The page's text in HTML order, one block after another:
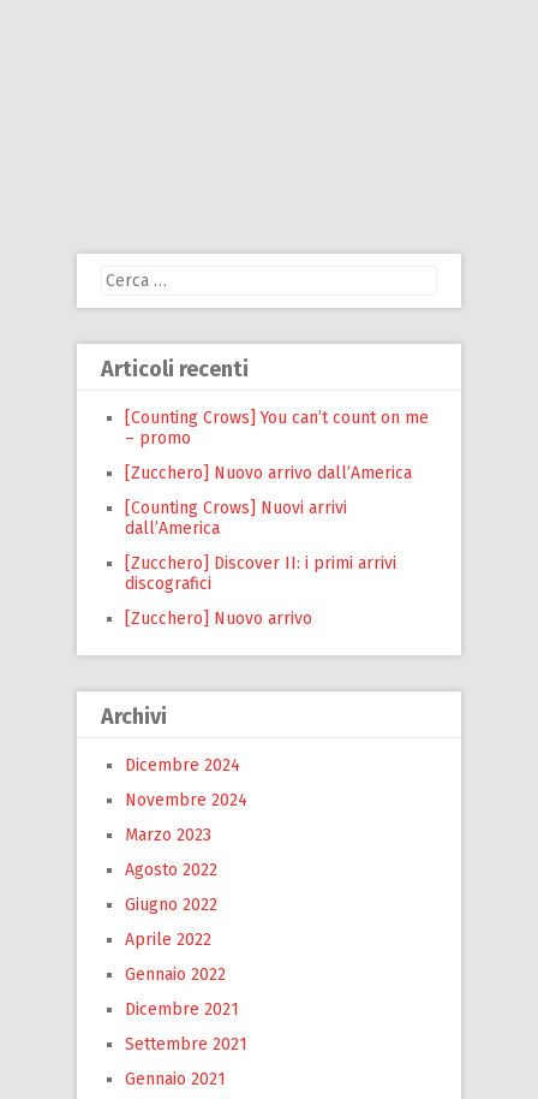
Ricerca
Articoli recenti
[Counting Crows] You can’t count on me
– promo
[Zucchero] Nuovo arrivo dall’America
[Counting Crows] Nuovi arrivi
dall’America
[Zucchero] Discover II: i primi arrivi
discografici
[Zucchero] Nuovo arrivo
Archivi
Dicembre 2024
Novembre 2024
Marzo 2023
Agosto 2022
Giugno 2022
Aprile 2022
Gennaio 2022
Dicembre 2021
Settembre 2021
Gennaio 2021